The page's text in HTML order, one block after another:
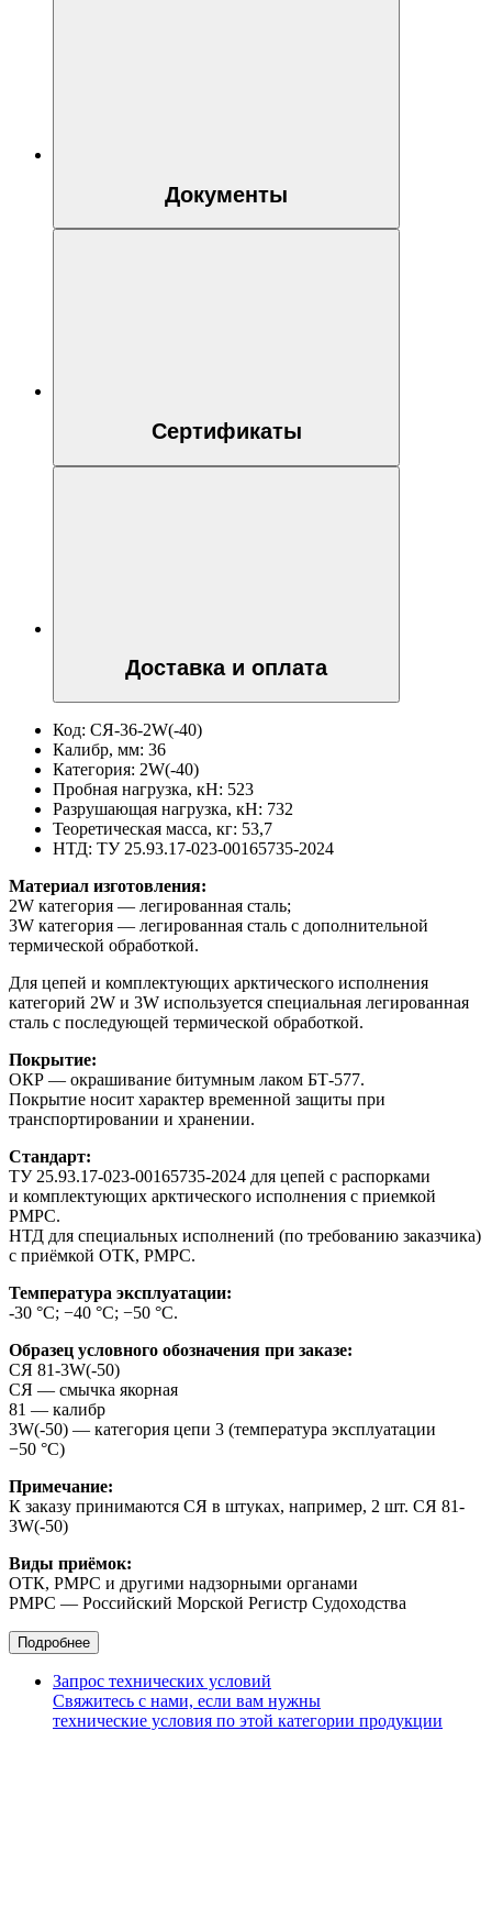
Документы
Сертификаты
Доставка и оплата
Код: СЯ-36-2W(-40)
Калибр, мм: 36
Категория: 2W(-40)
Пробная нагрузка, кН: 523
Разрушающая нагрузка, кН: 732
Теоретическая масса, кг: 53,7
НТД: ТУ 25.93.17-023-00165735-2024
Материал изготовления:
2W категория — легированная сталь;
3W категория — легированная сталь с дополнительной
термической обработкой.
Для цепей и комплектующих арктического исполнения
категорий 2W и 3W используется специальная легированная
сталь с последующей термической обработкой.
Покрытие:
ОКР — окрашивание битумным лаком БТ-577.
Покрытие носит характер временной защиты при
транспортировании и хранении.
Стандарт:
ТУ 25.93.17-023-00165735-2024 для цепей с распорками
и комплектующих арктического исполнения с приемкой
РМРС.
НТД для специальных исполнений (по требованию заказчика)
с приёмкой ОТК, РМРС.
Температура эксплуатации:
-30 °С; −40 °С; −50 °С.
Образец условного обозначения при заказе:
СЯ 81-3W(-50)
СЯ — смычка якорная
81 — калибр
3W(-50) — категория цепи 3 (температура эксплуатации
−50 °С)
Примечание:
К заказу принимаются СЯ в штуках, например, 2 шт. СЯ 81-
3W(-50)
Виды приёмок:
ОТК, РМРС и другими надзорными органами
РМРС — Российский Морской Регистр Судоходства
Подробнее
Запрос технических условий
Свяжитесь с нами, если вам нужны
технические условия по этой категории продукции